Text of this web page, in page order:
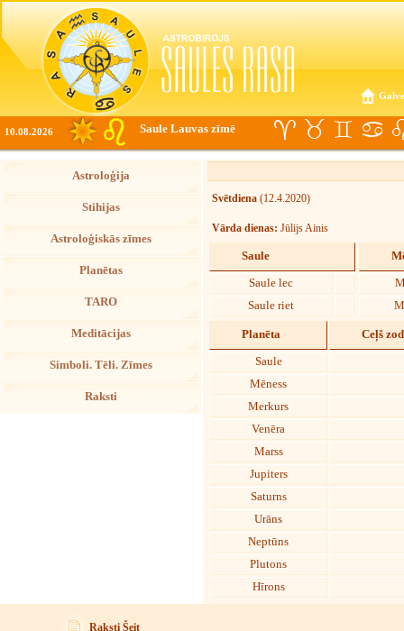
10.08.2026 Saule Lauvas zīmē
Astroloģija
Stihijas
Astroloģiskās zīmes
Planētas
TARO
Meditācijas
Simboli. Tēli. Zīmes
Raksti
Svētdiena (12.4.2020)
Vārda dienas: Jūlijs Ainis
Saule
Saule lec
Saule riet
Planēta Ceļš
Saule
Mēness
Merkurs
Venēra
Marss
Jupiters
Saturns
Urāns
Neptūns
Plutons
Hīrons
Raksti Šeit